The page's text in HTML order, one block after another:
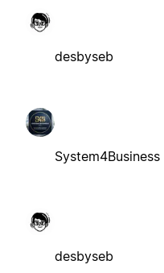
desbyseb
System4Business
desbyseb